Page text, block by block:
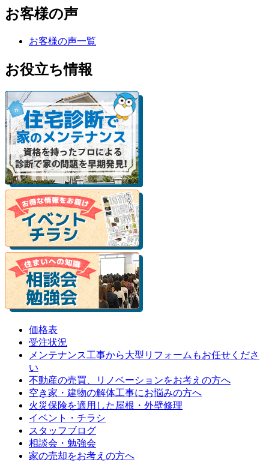
お客様の声
お客様の声一覧
お役立ち情報
価格表
受注状況
メンテナンス工事から大型リフォームもお任せくださ
い
不動産の売買、リノベーションをお考えの方へ
空き家・建物の解体工事にお悩みの方へ
火災保険を適用した屋根・外壁修理
イベント・チラシ
スタッフブログ
相談会・勉強会
家の売却をお考えの方へ